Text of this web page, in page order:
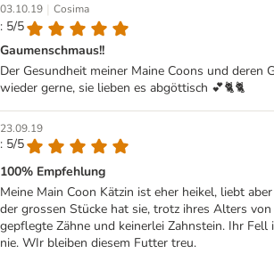
03.10.19 | Cosima
: 5/5
Gaumenschmaus!!
Der Gesundheit meiner Maine Coons und deren
wieder gerne, sie lieben es abgöttisch 💕🐈🐈
23.09.19
: 5/5
100% Empfehlung
Meine Main Coon Kätzin ist eher heikel, liebt
der grossen Stücke hat sie, trotz ihres Alters von
gepflegte Zähne und keinerlei Zahnstein. Ihr
nie. WIr bleiben diesem Futter treu.